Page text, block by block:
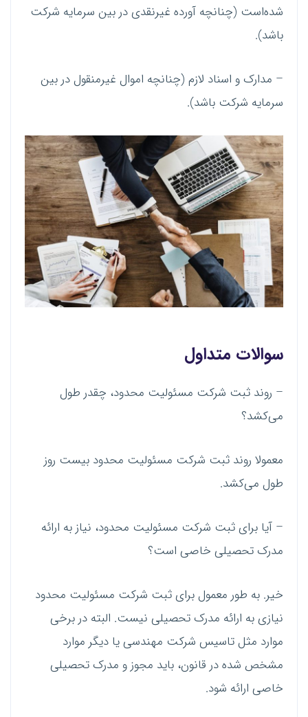
شده‌است (چنانچه آورده غیرنقدی در بین سرمایه شرکت
باشد).
– مدارک و اسناد لازم (چنانچه اموال غیرمنقول در بین
سرمایه شرکت باشد).
سوالات متداول
– روند ثبت شرکت مسئولیت محدود، چقدر طول
می‌کشد؟
معمولا روند ثبت شرکت مسئولیت محدود بیست روز
طول می‌کشد.
– آیا برای ثبت شرکت مسئولیت محدود، نیاز به ارائه
مدرک تحصیلی خاصی است؟
خیر. به طور معمول برای ثبت شرکت مسئولیت محدود
نیازی به ارائه مدرک تحصیلی نیست. البته در برخی
موارد مثل تاسیس شرکت مهندسی یا دیگر موارد
مشخص شده در قانون، باید مجوز و مدرک ‌تحصیلی
خاصی ارائه شود.